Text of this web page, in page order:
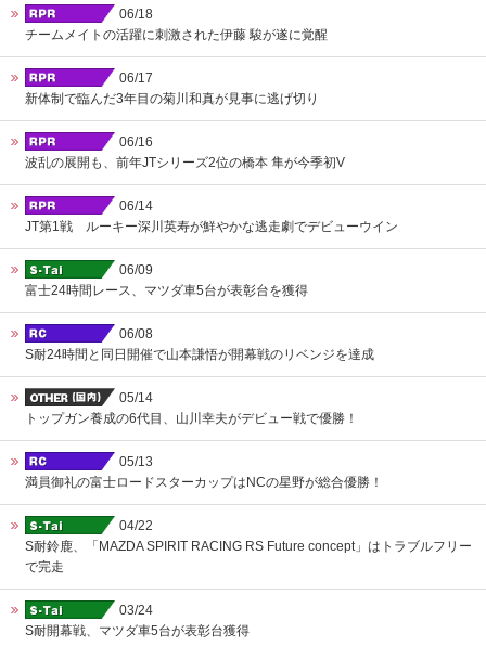
06/18
チームメイトの活躍に刺激された伊藤 駿が遂に覚醒
06/17
新体制で臨んだ3年目の菊川和真が見事に逃げ切り
06/16
波乱の展開も、前年JTシリーズ2位の橋本 隼が今季初V
06/14
JT第1戦 ルーキー深川英寿が鮮やかな逃走劇でデビューウイン
06/09
富士24時間レース、マツダ車5台が表彰台を獲得
06/08
S耐24時間と同日開催で山本謙悟が開幕戦のリベンジを達成
05/14
トップガン養成の6代目、山川幸夫がデビュー戦で優勝！
05/13
満員御礼の富士ロードスターカップはNCの星野が総合優勝！
04/22
S耐鈴鹿、「MAZDA SPIRIT RACING RS Future concept」はトラブルフリー
で完走
03/24
S耐開幕戦、マツダ車5台が表彰台獲得